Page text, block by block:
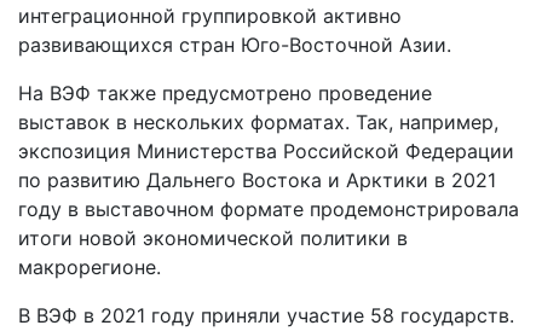
интеграционной группировкой активно
развивающихся стран Юго-Восточной Азии.
На ВЭФ также предусмотрено проведение
выставок в нескольких форматах. Так, например,
экспозиция Министерства Российской Федерации
по развитию Дальнего Востока и Арктики в 2021
году в выставочном формате продемонстрировала
итоги новой экономической политики в
макрорегионе.
В ВЭФ в 2021 году приняли участие 58 государств.